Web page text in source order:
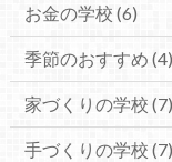
お金の学校 (6)
季節のおすすめ (4)
家づくりの学校 (7)
手づくりの学校 (7)